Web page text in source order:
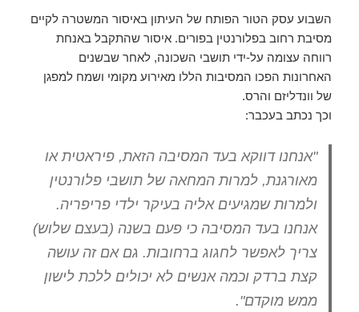
השבוע עסק הטור הפותח של העיתון באיסור המשטרה לקיים
מסיבת רחוב בפלורנטין בפורים. איסור שהתקבל באנחת
רווחה עצומה על-ידי תושבי השכונה, לאחר שבשנים
האחרונות הפכו המסיבות הללו מאירוע מקומי ושמח למפגן
של וונדליזם והרס.
וכך נכתב בעכבר:
"אנחנו דווקא בעד המסיבה הזאת, פיראטית או
מאורגנת, למרות המחאה של תושבי פלורנטין
ולמרות שמגיעים אליה בעיקר ילדי פריפריה.
אנחנו בעד המסיבה כי פעם בשנה (בעצם שלוש)
צריך לאפשר לחגוג ברחובות. גם אם זה עושה
קצת ברדק וכמה אנשים לא יכולים ללכת לישון
ממש מוקדם".